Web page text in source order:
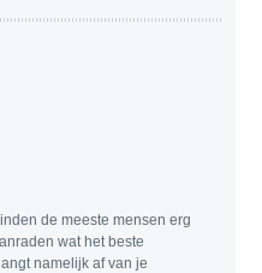
de meeste mensen erg
wat het beste
namelijk af van je